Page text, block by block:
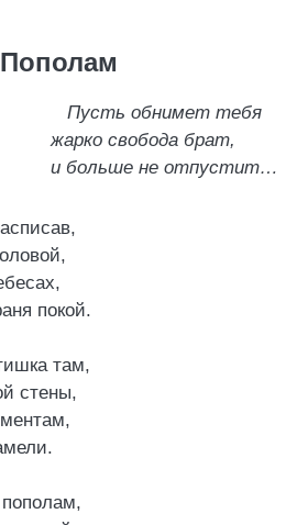
Пополам
Пусть обнимет тебя
жарко свобода брат,
и больше не отпустит…
покой.
там,
стены,